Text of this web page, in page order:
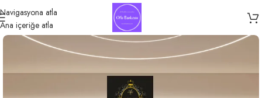
Navigasyona atla
Ana içeriğe atla